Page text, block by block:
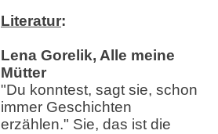
Literatur:
Lena Gorelik, Alle meine
Mütter
"Du konntest, sagt sie, schon
immer Geschichten
erzählen." Sie, das ist die